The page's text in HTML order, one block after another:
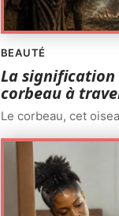
BEAUTÉ
La
corbeau à
Le corbeau, cet